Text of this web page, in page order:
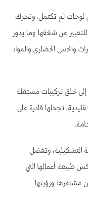
لوحات لم تكتمل، وتحرك
عن شغفها وما يدور
والحس الحضاري والمواد
خلق تركيبات مستقلة
تجعلها قادرة على
التشكيلية، وتفضل
طبيعة أعمالها التي
مشاعرها ورؤيتها